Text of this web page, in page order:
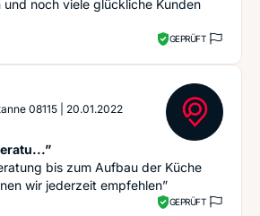
und noch viele glückliche Kunden
GEPRÜFT
08115 20.01.2022
bis zum Aufbau der Küche
wir jederzeit empfehlen”
GEPRÜFT